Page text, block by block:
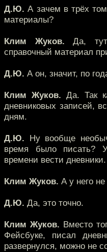
Д.Ю. А зачем в трёх
материалы?
Клим Жуков. Да,
справочный материал
Д.Ю. А он, значит, по
Клим Жуков. Да. Так
дневниковых записей,
дням.
Д.Ю. Ну вообще
время было писать?
времени вести дневники.
Клим Жуков. А у него
Д.Ю. Да, это точно.
Клим Жуков. Вместо
Фейсбуке, писал
развернулся, можно не